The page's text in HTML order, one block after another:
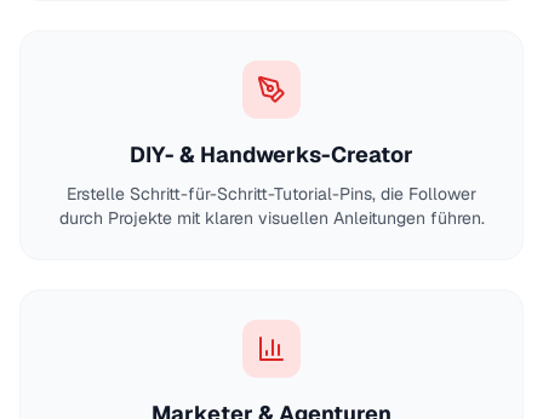
DIY- & Handwerks-Creator
Erstelle Schritt-für-Schritt-Tutorial-Pins, die Follower
durch Projekte mit klaren visuellen Anleitungen führen.